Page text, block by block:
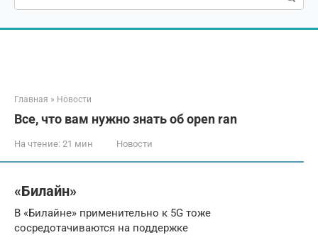
Главная » Новости
Все, что вам нужно знать об open ran
На чтение: 21 мин Новости
«Билайн»
В «Билайне» применительно к 5G тоже
сосредотачиваются на поддержке